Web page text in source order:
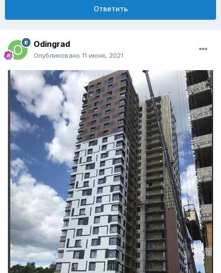
Ответить
Odingrad
Опубликовано 11 июня, 2021